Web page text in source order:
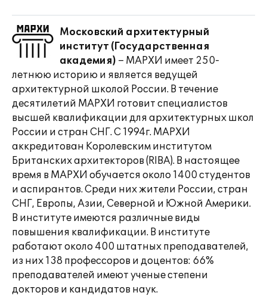
Московский архитектурный
институт (Государственная
академия) – МАРХИ имеет 250-
летнюю историю и является ведущей
архитектурной школой России. В течение
десятилетий МАРХИ готовит специалистов
высшей квалификации для архитектурных школ
России и стран СНГ. С 1994г. МАРХИ
аккредитован Королевским институтом
Британских архитекторов (RIBA). В настоящее
время в МАРХИ обучается около 1400 студентов
и аспирантов. Среди них жители России, стран
СНГ, Европы, Азии, Северной и Южной Америки.
В институте имеются различные виды
повышения квалификации. В институте
работают около 400 штатных преподавателей,
из них 138 профессоров и доцентов: 66%
преподавателей имеют ученые степени
докторов и кандидатов наук.